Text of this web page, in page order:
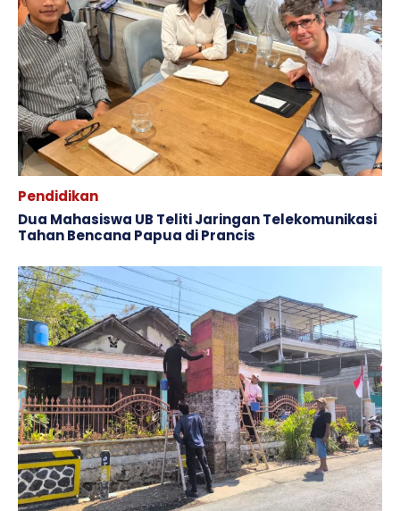
Pendidikan
Dua Mahasiswa UB Teliti Jaringan Telekomunikasi
Tahan Bencana Papua di Prancis